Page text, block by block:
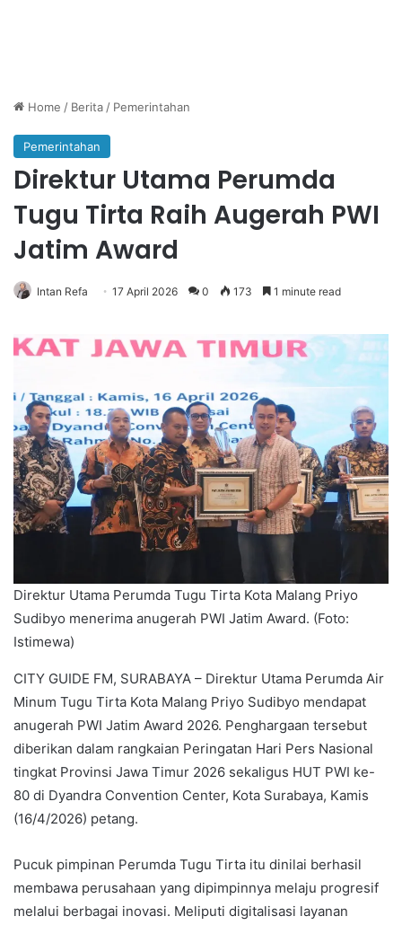
Home / Berita / Pemerintahan
Pemerintahan
Direktur Utama Perumda
Tugu Tirta Raih Augerah PWI
Jatim Award
Intan Refa 17 April 2026 0 173 1 minute read
Direktur Utama Perumda Tugu Tirta Kota Malang Priyo
Sudibyo menerima anugerah PWI Jatim Award. (Foto:
Istimewa)
CITY GUIDE FM, SURABAYA – Direktur Utama Perumda Air
Minum Tugu Tirta Kota Malang Priyo Sudibyo mendapat
anugerah PWI Jatim Award 2026. Penghargaan tersebut
diberikan dalam rangkaian Peringatan Hari Pers Nasional
tingkat Provinsi Jawa Timur 2026 sekaligus HUT PWI ke-
80 di Dyandra Convention Center, Kota Surabaya, Kamis
(16/4/2026) petang.
Pucuk pimpinan Perumda Tugu Tirta itu dinilai berhasil
membawa perusahaan yang dipimpinnya melaju progresif
melalui berbagai inovasi. Meliputi digitalisasi layanan